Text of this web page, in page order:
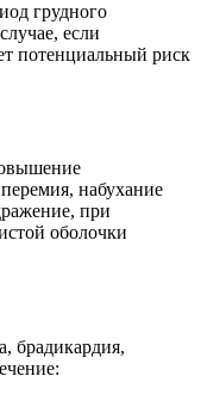
грудного
если
потенциальный риск
набухание
при
оболочки
брадикардия,